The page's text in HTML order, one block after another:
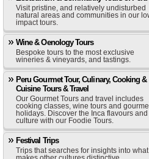
Visit pristine, and relatively undisturbed
natural areas and communities in our
impact tours.
Wine & Oenology Tours
Bespoke tours to the most exclusive
wineries & vineyards, and tastings.
Peru Gourmet Tour, Culinary, Cooking &
Cuisine Tours & Travel
Our Gourmet Tours and travel includes
cooking classes, wine tours and
holidays. Discover the Inca flavours and
culture with our Foodie Tours.
Festival Trips
Trips that searches for insights into what